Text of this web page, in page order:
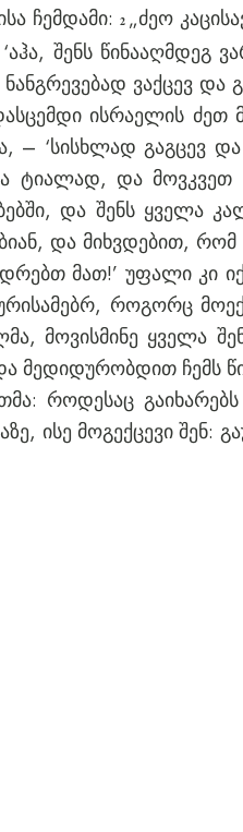
ჩემდამი: 2 „ძეო
შენს წინააღმდეგ
ნანგრევებად ვაქცევ
ისრაელის ძეთ
– ‘სისხლად გაგცევ
ტიალად, და მოვკვეთ
და შენს ყველა
და მიხვდებით,
მათ!’ უფალი კი
როგორც
მოვისმინე ყველა
მედიდურობდით ჩემს
როდესაც
ისე მოგექცევი